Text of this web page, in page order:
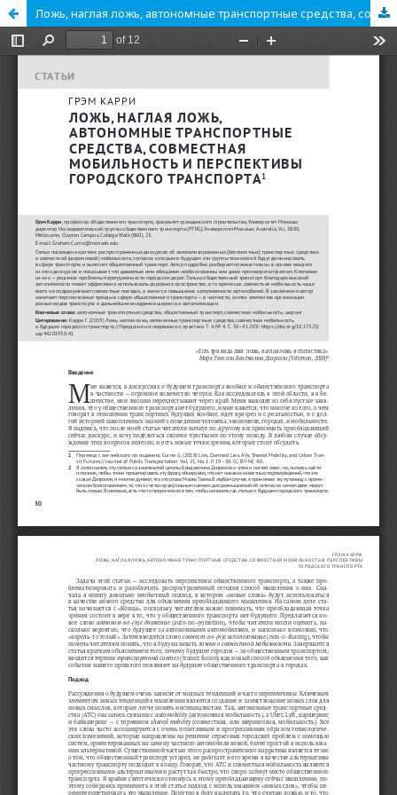
Ложь, наглая ложь, автономные транспортные средства, совместная мобильность и перспективы городского транспорта